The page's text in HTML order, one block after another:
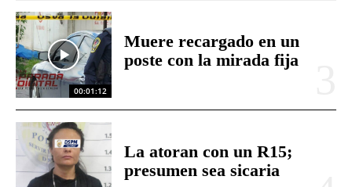
00:01:12
Muere recargado en un
poste con la mirada fija
La atoran con un R15;
presumen sea sicaria